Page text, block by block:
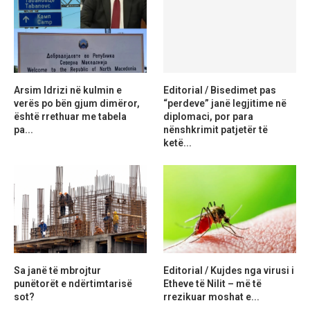
Arsim Idrizi në kulmin e
verës po bën gjum dimëror,
është rrethuar me tabela
pa...
Editorial / Bisedimet pas
“perdeve” janë legjitime në
diplomaci, por para
nënshkrimit patjetër të
ketë...
Sa janë të mbrojtur
punëtorët e ndërtimtarisë
sot?
Editorial / Kujdes nga virusi i
Etheve të Nilit – më të
rrezikuar moshat e...